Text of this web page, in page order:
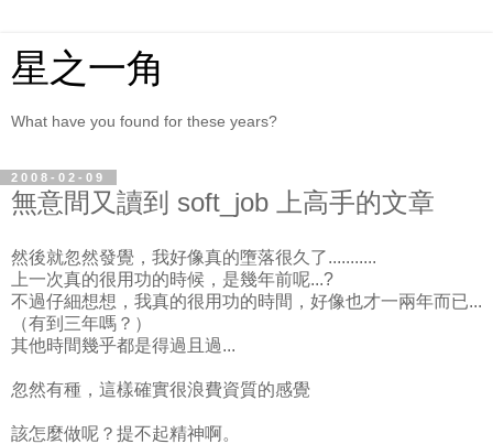
星之一角
What have you found for these years?
2008-02-09
無意間又讀到 soft_job 上高手的文章
然後就忽然發覺，我好像真的墮落很久了...........
上一次真的很用功的時候，是幾年前呢...?
不過仔細想想，我真的很用功的時間，好像也才一兩年而已...
（有到三年嗎？）
其他時間幾乎都是得過且過...
忽然有種，這樣確實很浪費資質的感覺
該怎麼做呢？提不起精神啊。